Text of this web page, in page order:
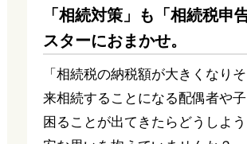
「相続対策」も「相続税申
スターにおまかせ。
「相続税の納税額が大きくなり
来相続することになる配偶者や
困ることが出てきたらどうしよ